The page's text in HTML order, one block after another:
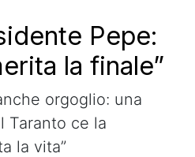
Pepe:
la finale”
orgoglio: una
Taranto ce la
la vita”